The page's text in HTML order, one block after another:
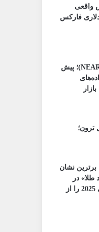
واقعی
فارکس
آینده نیر پروتکل (NEAR)؛ پیش
ترون؛
برترین نشان
طلا» در
فارکس اکسپو دبی 2025 را از